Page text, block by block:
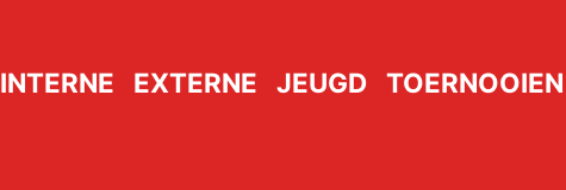
INTERNE EXTERNE JEUGD TOERNOOIEN